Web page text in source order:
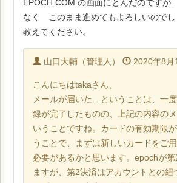
EPOCH.COM の画面にとんだのです
なく このまま進めてもよろしいのでし
教えてください。
山口大輔（管理人） 2020年8月
こんにちはtakaさん、
メールが届いた…ということは、一
録が完了したものの、上記の内容の
いうことですね。カードの有効期限
うことで、まずは新しいカードをご
必要があるかと思います。epochが
ますが、第2決済はアカウントとの紐